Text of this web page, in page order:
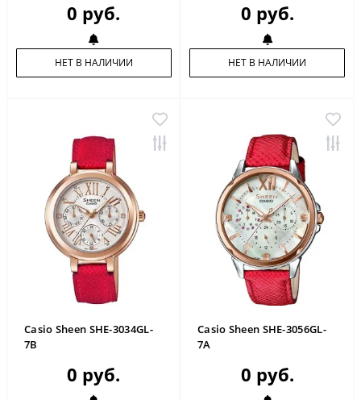
0 руб.
НЕТ В НАЛИЧИИ
0 руб.
НЕТ В НАЛИЧИИ
Casio Sheen SHE-3034GL-
7B
0 руб.
Casio Sheen SHE-3056GL-
7A
0 руб.